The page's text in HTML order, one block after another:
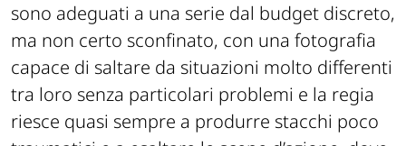
sono adeguati a una serie dal budget discreto,
ma non certo sconfinato, con una fotografia
capace di saltare da situazioni molto differenti
tra loro senza particolari problemi e la regia
riesce quasi sempre a produrre stacchi poco